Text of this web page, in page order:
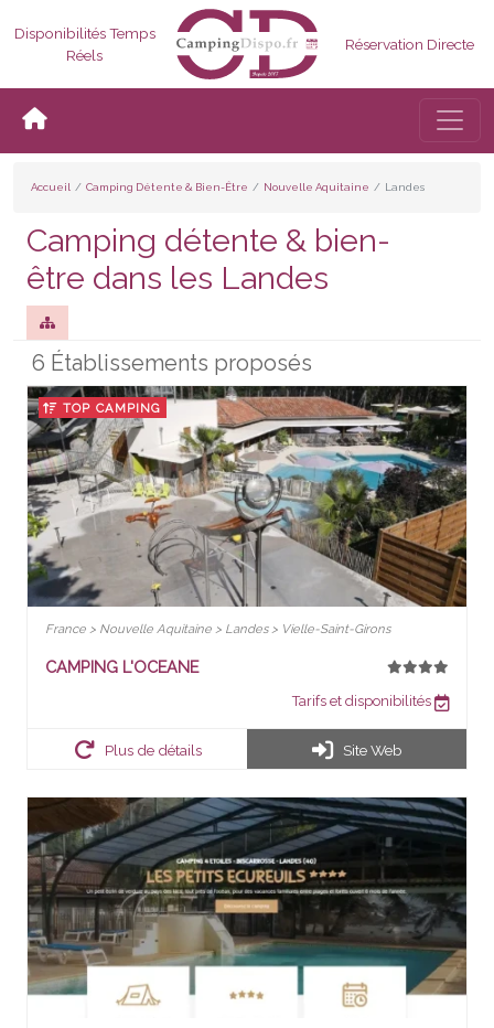
Disponibilités Temps
Réels
Réservation Directe
Accueil Camping Détente & Bien-Être Nouvelle Aquitaine Landes
Camping détente & bien-
être dans les Landes
6 Établissements proposés
TOP CAMPING
France > Nouvelle Aquitaine > Landes > Vielle-Saint-Girons
CAMPING L'OCEANE
Tarifs et disponibilités
Plus de détails Site Web